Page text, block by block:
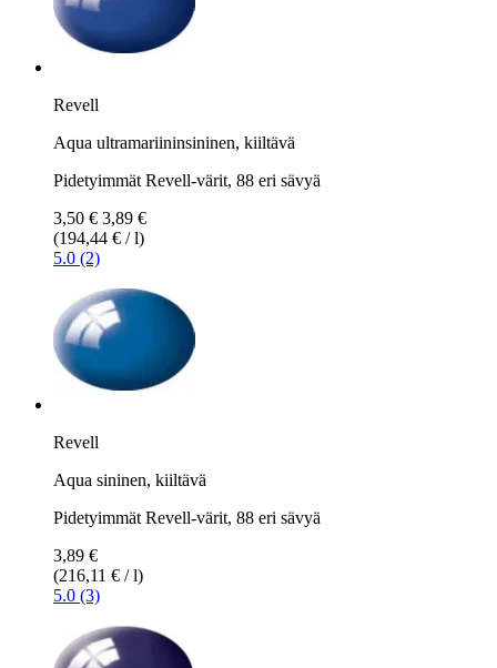
Revell
Aqua ultramariininsininen, kiiltävä
Pidetyimmät Revell-värit, 88 eri sävyä
3,50 € 3,89 €
(194,44 € / l)
5.0 (2)
Revell
Aqua sininen, kiiltävä
Pidetyimmät Revell-värit, 88 eri sävyä
3,89 €
(216,11 € / l)
5.0 (3)